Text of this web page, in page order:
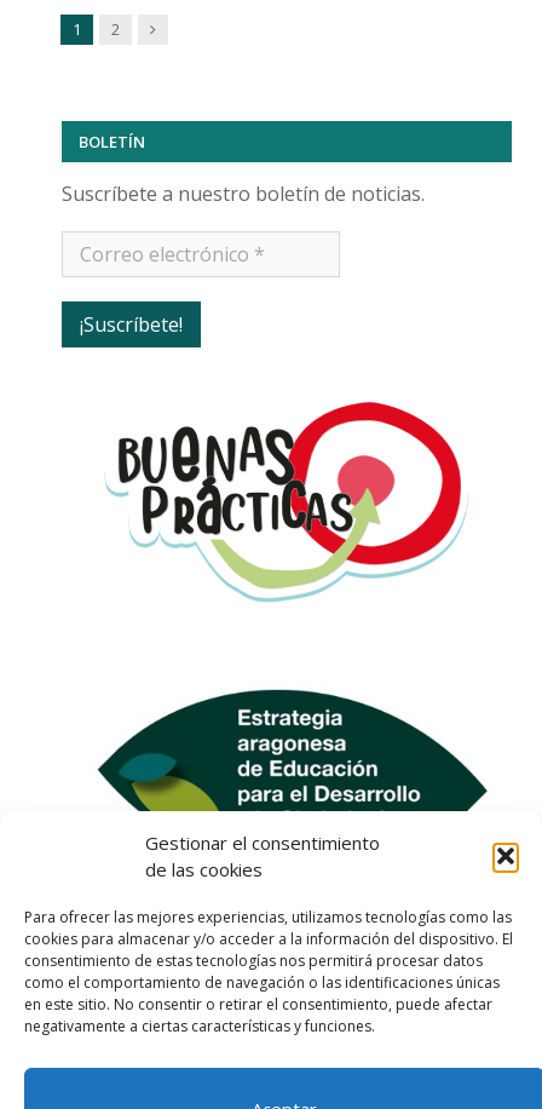
Gestionar el consentimiento
de las cookies
Para ofrecer las mejores experiencias, utilizamos tecnologías como las
cookies para almacenar y/o acceder a la información del dispositivo. El
consentimiento de estas tecnologías nos permitirá procesar datos
como el comportamiento de navegación o las identificaciones únicas
en este sitio. No consentir o retirar el consentimiento, puede afectar
negativamente a ciertas características y funciones.
1 2 Next
BOLETÍN
Suscríbete a nuestro boletín de noticias.